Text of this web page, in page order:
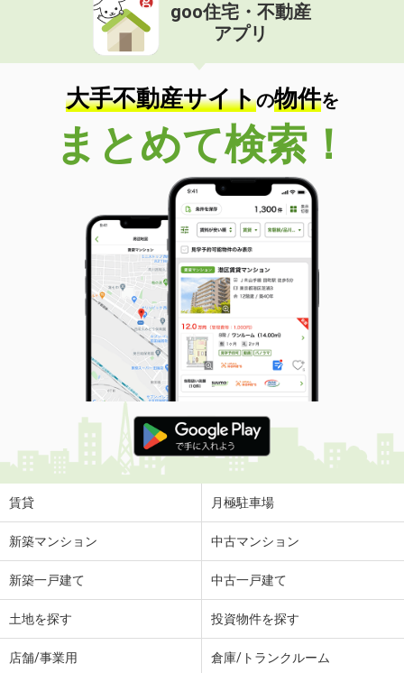
goo住宅・不動産
アプリ
大手不動産サイトの物件を
まとめて検索！
賃貸 月極駐車場
新築マンション 中古マンション
新築一戸建て 中古一戸建て
土地を探す 投資物件を探す
店舗/事業用 倉庫/トランクルーム